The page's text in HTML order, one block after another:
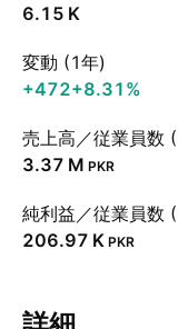
‪6.15 K‬
変動 (1年)
+472+8.31%
売上高／従業員数
‪3.37 M‬ PKR
純利益／従業員数
‪206.97 K‬ PKR